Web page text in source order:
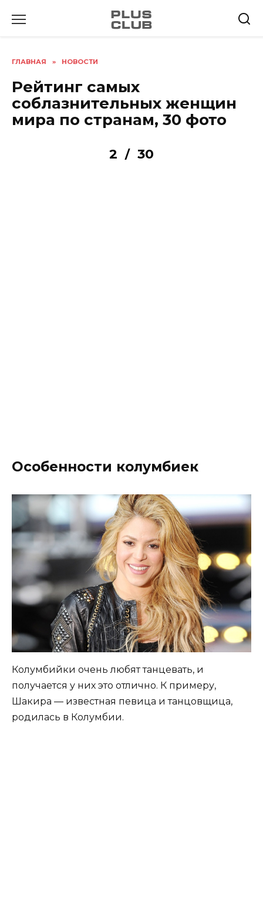
ГЛАВНАЯ » НОВОСТИ
Рейтинг самых
соблазнительных женщин
мира по странам, 30 фото
2 / 30
Особенности колумбиек
Колумбийки очень любят танцевать, и
получается у них это отлично. К примеру,
Шакира — известная певица и танцовщица,
родилась в Колумбии.